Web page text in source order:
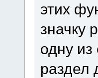
этих
значку
одну
раздел